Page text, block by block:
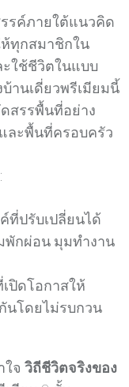
รค์ภายใต้แนวคิด
ห้ทุกสมาชิกใน
ใช้ชีวิตในแบบ
านเดี่ยวพรีเมียมนี้
สรรพื้นที่อย่าง
ละพื้นที่ครอบครัว
ที่ปรับเปลี่ยนได้
พักผ่อน มุมทำงาน
ปิดโอกาสให้
นโดยไม่รบกวน
ใจ วิถีชีวิตจริงของ